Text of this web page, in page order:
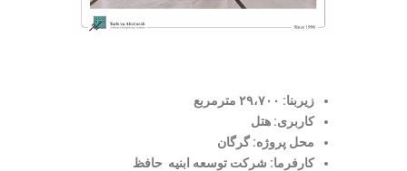
زیربنا: ۲۹،۷۰۰ مترمربع
کاربری: هتل
محل پروژه: گرگان
کارفرما: شرکت توسعه ابنیه حافظ